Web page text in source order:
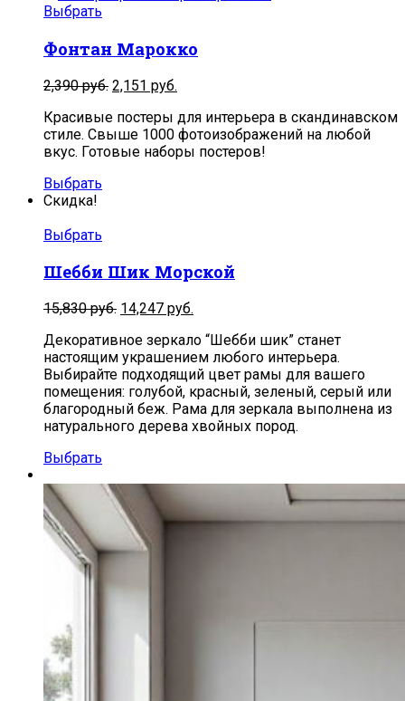
Выбрать
Фонтан Марокко
2,390руб. 2,151 руб.
Красивые постеры для интерьера в скандинавском
стиле. Свыше 1000 фотоизображений на любой
вкус. Готовые наборы постеров!
Выбрать
Скидка!
Выбрать
Шебби Шик Морской
15,830руб. 14,247 руб.
Декоративное зеркало “Шебби шик” станет
настоящим украшением любого интерьера.
Выбирайте подходящий цвет рамы для вашего
помещения: голубой, красный, зеленый, серый или
благородный беж. Рама для зеркала выполнена из
натурального дерева хвойных пород.
Выбрать